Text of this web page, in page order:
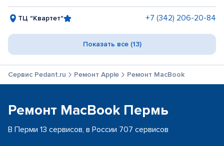
ТЦ "Квартет" +7 (342) 206-20-84
Показать все (13)
Сервис Pedant.ru Ремонт Apple Ремонт MacBook
Ремонт MacBook Пермь
В Перми 13 сервисов, в России 707 сервисов